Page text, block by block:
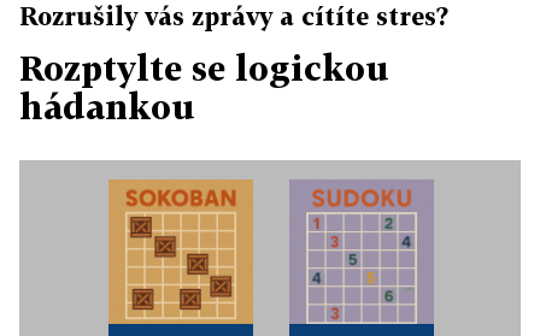
Rozrušily vás zprávy a cítíte stres?
Rozptylte se logickou
hádankou